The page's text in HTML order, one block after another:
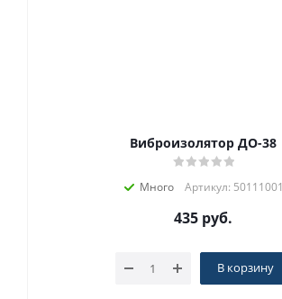
Виброизолятор ДО-38
Много Артикул: 50111001
435руб.
В корзину